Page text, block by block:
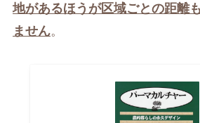
地があるほうが区域ごとの距離
ません。